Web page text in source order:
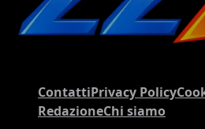
ContattiPrivacy Policy
RedazioneChi siamo